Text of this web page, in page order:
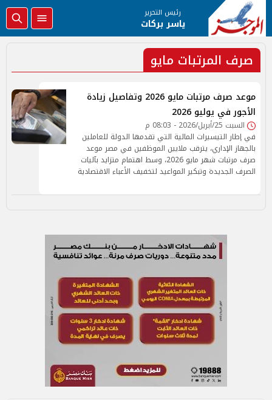
رئيس التحرير
ياسر بركات
صرف المرتبات مايو
موعد صرف مرتبات مايو 2026 وتفاصيل زيادة
الأجور في يوليو 2026
السبت 25/أبريل/2026 - 08:03 م
في إطار التيسيرات المالية التي تقدمها الدولة للعاملين
بالجهاز الإداري، يترقب ملايين الموظفين في مصر موعد
صرف مرتبات شهر مايو 2026، وسط اهتمام متزايد بآليات
الصرف الجديدة وتبكير المواعيد لتخفيف الأعباء الاقتصادية